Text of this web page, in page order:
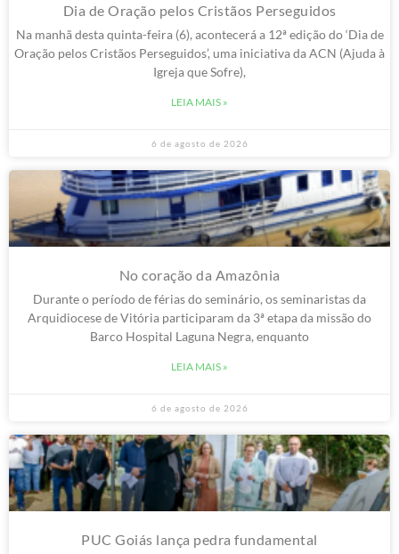
Dia de Oração pelos Cristãos Perseguidos
Na manhã desta quinta-feira (6), acontecerá a 12ª edição do ‘Dia de
Oração pelos Cristãos Perseguidos’, uma iniciativa da ACN (Ajuda à
Igreja que Sofre),
LEIA MAIS »
6 de agosto de 2026
No coração da Amazônia
Durante o período de férias do seminário, os seminaristas da
Arquidiocese de Vitória participaram da 3ª etapa da missão do
Barco Hospital Laguna Negra, enquanto
LEIA MAIS »
6 de agosto de 2026
PUC Goiás lança pedra fundamental